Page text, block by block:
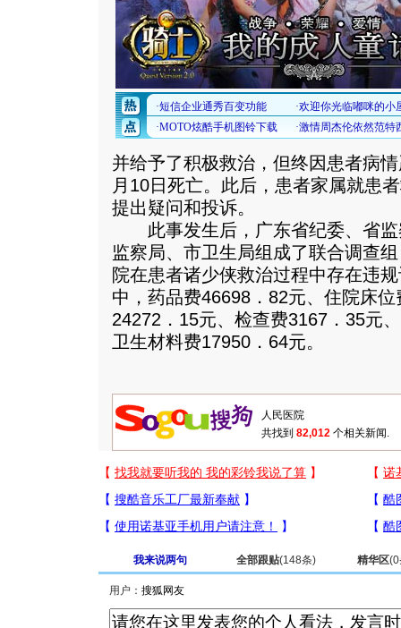
并给予了积极救治，但终因患者病
月10日死亡。此后，患者家属就患
提出疑问和投诉。
此事发生后，广东省纪委、省监
监察局、市卫生局组成了联合调查
院在患者诸少侠救治过程中存在违
中，药品费46698．82元、住院床
24272．15元、检查费3167．35元
卫生材料费17950．64元。
共找到 82,012 个相关新闻.
我来说两句 全部跟贴(148条) 精华区(0
用户：